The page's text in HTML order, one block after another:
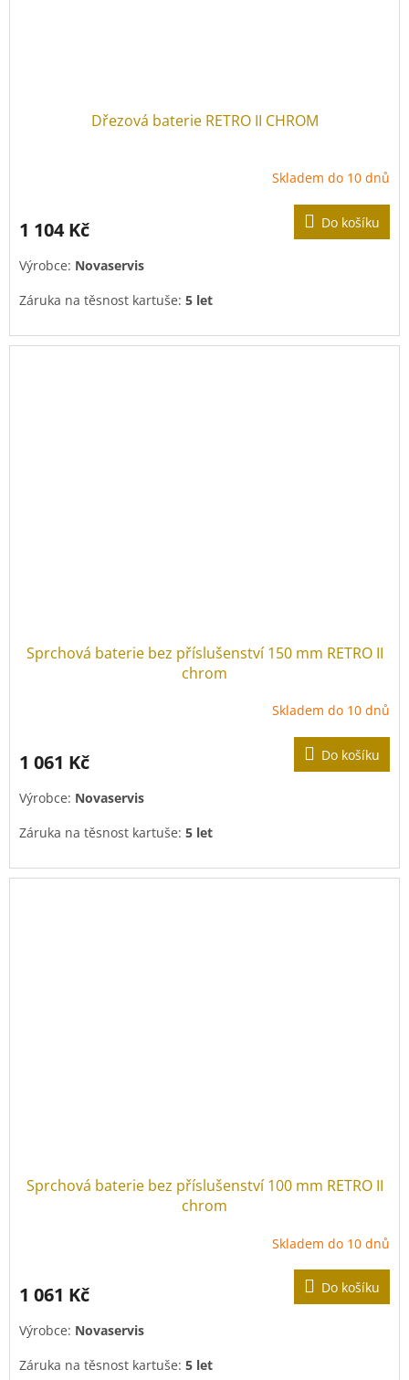
Dřezová baterie RETRO II CHROM
Skladem do 10 dnů
1 104 Kč Do košíku
Výrobce: Novaservis
Záruka na těsnost kartuše: 5 let
Sprchová baterie bez příslušenství 150 mm RETRO II
chrom
Skladem do 10 dnů
1 061 Kč Do košíku
Výrobce: Novaservis
Záruka na těsnost kartuše: 5 let
Sprchová baterie bez příslušenství 100 mm RETRO II
chrom
Skladem do 10 dnů
1 061 Kč Do košíku
Výrobce: Novaservis
Záruka na těsnost kartuše: 5 let